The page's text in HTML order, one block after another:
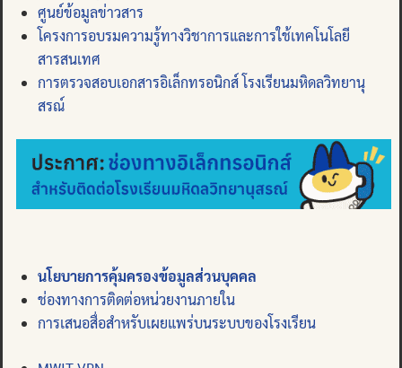
ศูนย์ข้อมูลข่าวสาร
โครงการอบรมความรู้ทางวิชาการและการใช้เทคโนโลยี
สารสนเทศ
การตรวจสอบเอกสารอิเล็กทรอนิกส์ โรงเรียนมหิดลวิทยานุ
สรณ์
นโยบายการคุ้มครองข้อมูลส่วนบุคคล
ช่องทางการติดต่อหน่วยงานภายใน
การเสนอสื่อสำหรับเผยแพร่บนระบบของโรงเรียน